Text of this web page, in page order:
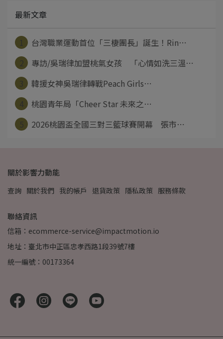
最新文章
台灣職業運動首位「三棲團長」誕生！Rin⋯
專訪/吳瑞律加盟桃氣女孩 「心情如洗三溫⋯
韓援女神吳瑞律轉戰Peach Girls⋯
桃園青年局「Cheer Star 未來之⋯
2026桃園盃全國三對三籃球賽開幕 張市⋯
關於影響力動能
查詢 關於我們 我的帳戶 退貨政策 隱私政策 服務條款
聯絡資訊
信箱：ecommerce-service@impactmotion.io
地址：臺北市中正區忠孝西路1段39號7樓
統一編號：00173364